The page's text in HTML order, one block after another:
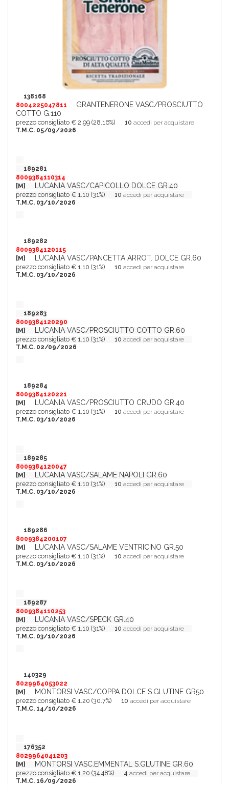
138168
8004225047811
GRANTENERONE VASC/PROSCIUTTO
COTTO G.110
prezzo consigliato € 2.99 (28.16%) 10 accedi per acquistare
T.M.C. 05/09/2026
189281
8009384110314
[M]
LUCANIA VASC/CAPICOLLO DOLCE GR.40
prezzo consigliato € 1.10 (31%) 10 accedi per acquistare
T.M.C. 03/10/2026
189282
8009384120115
[M]
LUCANIA VASC/PANCETTA ARROT. DOLCE GR.60
prezzo consigliato € 1.10 (31%) 10 accedi per acquistare
T.M.C. 03/10/2026
189283
8009384120290
[M]
LUCANIA VASC/PROSCIUTTO COTTO GR.60
prezzo consigliato € 1.10 (31%) 10 accedi per acquistare
T.M.C. 02/09/2026
189284
8009384120221
[M]
LUCANIA VASC/PROSCIUTTO CRUDO GR.40
prezzo consigliato € 1.10 (31%) 10 accedi per acquistare
T.M.C. 03/10/2026
189285
8009384120047
[M]
LUCANIA VASC/SALAME NAPOLI GR.60
prezzo consigliato € 1.10 (31%) 10 accedi per acquistare
T.M.C. 03/10/2026
189286
8009384200107
[M]
LUCANIA VASC/SALAME VENTRICINO GR.50
prezzo consigliato € 1.10 (31%) 10 accedi per acquistare
T.M.C. 03/10/2026
189287
8009384110253
[M]
LUCANIA VASC/SPECK GR.40
prezzo consigliato € 1.10 (31%) 10 accedi per acquistare
T.M.C. 03/10/2026
140329
8029964053022
[M]
MONTORSI VASC/COPPA DOLCE S.GLUTINE GR50
prezzo consigliato € 1.20 (30.7%) 10 accedi per acquistare
T.M.C. 14/10/2026
176352
8029964041203
[M]
MONTORSI VASC.EMMENTAL S.GLUTINE GR.60
prezzo consigliato € 1.20 (34.48%) 4 accedi per acquistare
T.M.C. 16/09/2026